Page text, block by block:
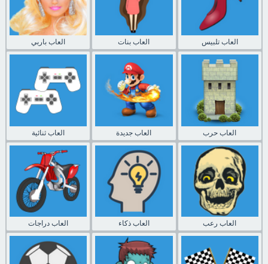
العاب باربي العاب بنات العاب تلبيس
العاب ثنائية العاب جديدة العاب حرب
العاب دراجات العاب ذكاء العاب رعب